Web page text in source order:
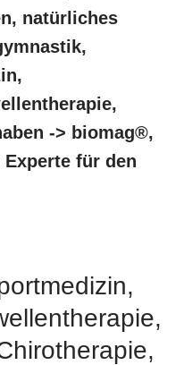
natürliches
-> biomag®,
für den